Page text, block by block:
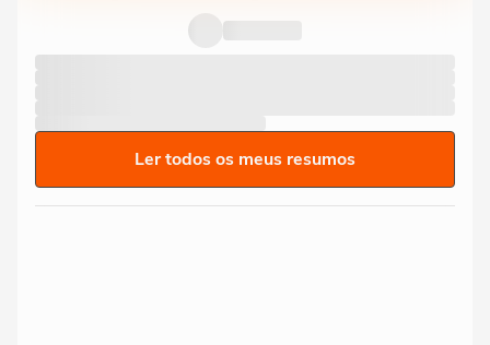
Ler todos os meus resumos